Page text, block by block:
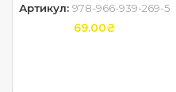
Артикул:978-966-939-269-5
69.00₴